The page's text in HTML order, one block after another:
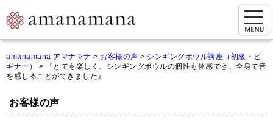
マイページ
ご来店予約（実店舗）
amanamana アマナマナ > お客様の声 > シンギングボウル講座（初級・ビ
ギナー）
>
『とても楽しく、シンギングボウルの個性も体感でき、全身で音
を感じることができました』
お客様の声